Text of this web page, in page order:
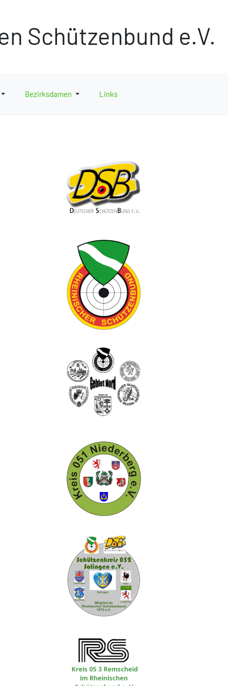
Schützenbund e.V.
Bezirksdamen Links